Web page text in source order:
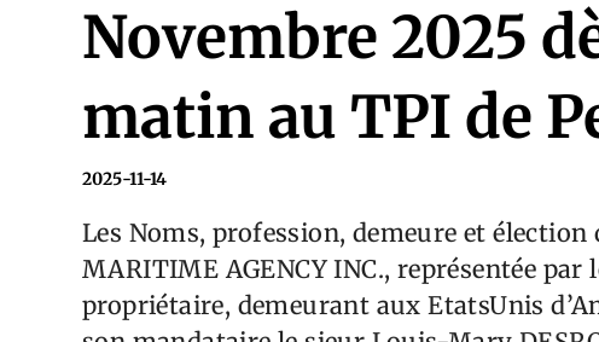
Novembre 2025
matin au TPI de
2025-11-14
Les Noms, profession, demeure et
MARITIME AGENCY INC., représentée par
propriétaire, demeurant aux Etats​Unis